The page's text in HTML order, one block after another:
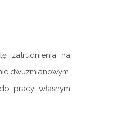
zatrudnienia na
dwuzmianowym.
pracy własnym